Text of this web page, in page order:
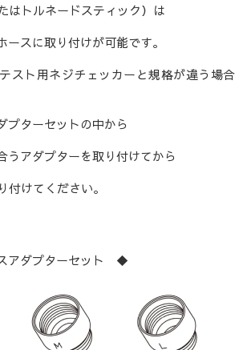
はトルネードスティック）は
ースに取り付けが可能です。
スト用ネジチェッカーと規格が違う場合
プターセットの中から
うアダプターを取り付けてから
付けてください。
アダプターセット ◆